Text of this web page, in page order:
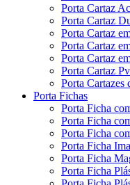
Porta Cartaz
Porta Cartaz
Porta Cartaz
Porta Cartaz
Porta Cartaz
Porta Cartaz
Porta Cartazes
Porta Fichas
Porta Ficha
Porta Ficha
Porta Ficha
Porta Ficha
Porta Ficha
Porta Ficha